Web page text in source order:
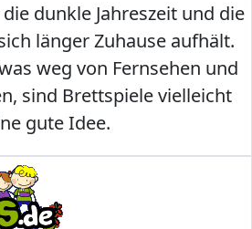
dunkle Jahreszeit und die
länger Zuhause aufhält.
weg von Fernsehen und
sind Brettspiele vielleicht
gute Idee.